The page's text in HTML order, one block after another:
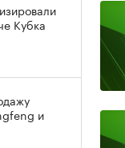
Кубка
и